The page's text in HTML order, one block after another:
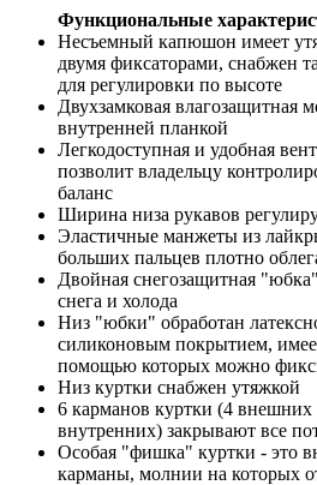
Функциональные
Несъемный капюшон имеет
двумя фиксаторами, снабжен
для регулировки по высоте
Двухзамковая влагозащитная
внутренней планкой
Легкодоступная и удобная
позволит владельцу
баланс
Ширина низа рукавов
Эластичные манжеты из
больших пальцев плотно
Двойная снегозащитная
снега и холода
Низ "юбки" обработан
силиконовым покрытием,
помощью которых можно
Низ куртки снабжен утяжкой
6 карманов куртки (4
внутренних) закрывают все
Особая "фишка" куртки - это
карманы, молнии на которых